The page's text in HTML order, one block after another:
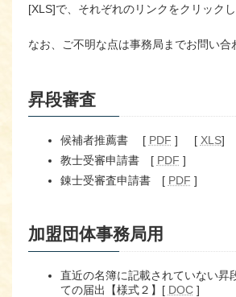
[XLS]で、それぞれのリンクをクリックし
なお、ご不明な点は事務局までお問い合
昇段審査
候補者推薦書 [ PDF ] [ XLS]
教士受審申請書 [ PDF ]
錬士受審査申請書 [ PDF ]
加盟団体事務局用
直近の名簿に記載されていない昇
ての届出【様式２】[ DOC]